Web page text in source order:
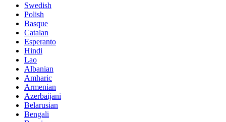
Swedish
Polish
Basque
Catalan
Esperanto
Hindi
Lao
Albanian
Amharic
Armenian
Azerbaijani
Belarusian
Bengali